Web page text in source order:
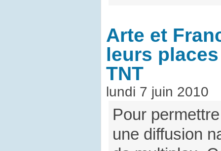
Arte et
leurs
TNT
lundi 7 juin 2010
Pour
une diffusion